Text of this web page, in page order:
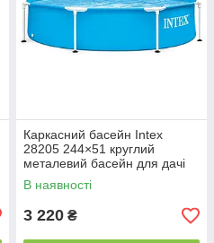
Каркасний басейн Intex
28205 244×51 круглий
металевий басейн для дачі
сімейний басейн каркасний
для літнього відпочинку
В наявності
3 220 ₴